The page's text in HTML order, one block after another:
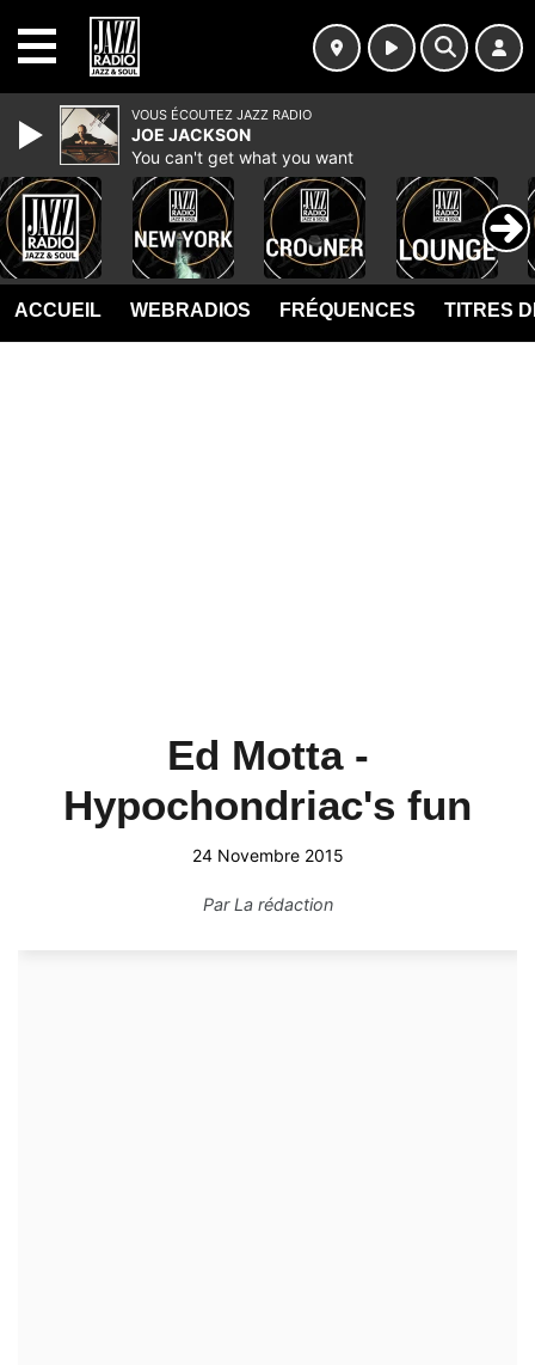
ACCUEIL WEBRADIOS FRÉQUENCES TITRES
Ed Motta -
Hypochondriac's fun
24 Novembre 2015
ParLa rédaction
VOUS ÉCOUTEZ JAZZ RADIO
JOE JACKSON
You can't get what you want